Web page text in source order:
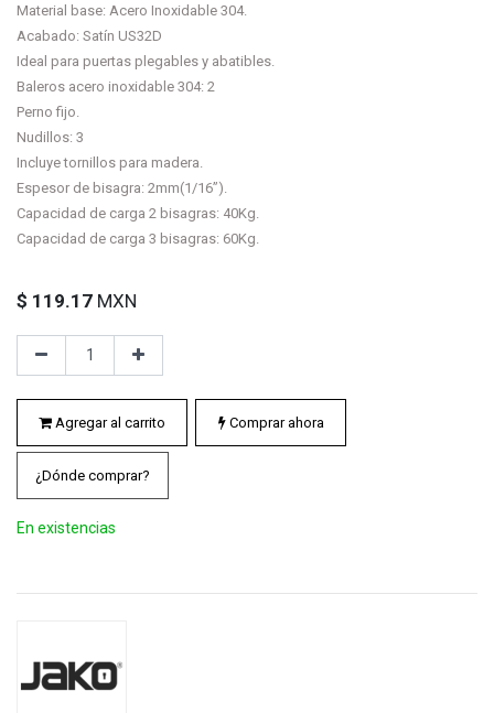
Material base: Acero Inoxidable 304.
Acabado: Satín US32D
Ideal para puertas plegables y abatibles.
Baleros acero inoxidable 304: 2
Perno fijo.
Nudillos: 3
Incluye tornillos para madera.
Espesor de bisagra: 2mm(1/16”).
Capacidad de carga 2 bisagras: 40Kg.
Capacidad de carga 3 bisagras: 60Kg.
$ 119.17 MXN
Agregar al carrito Comprar ahora
¿Dónde comprar?
En existencias